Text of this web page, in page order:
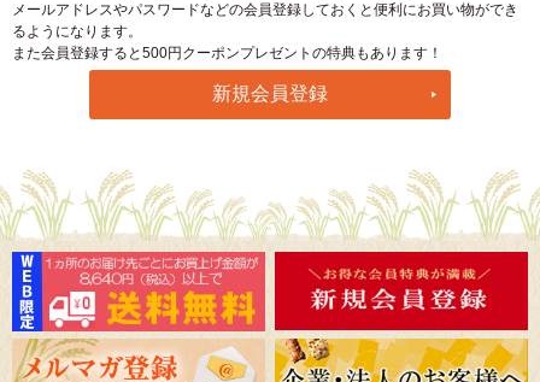
メールアドレスやパスワードなどの会員登録しておくと便利にお買い物ができ
るようになります。
また会員登録すると500円クーポンプレゼントの特典もあります！